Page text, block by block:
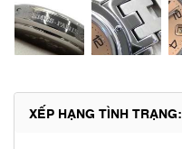
XẾP HẠNG TÌNH TRẠNG: